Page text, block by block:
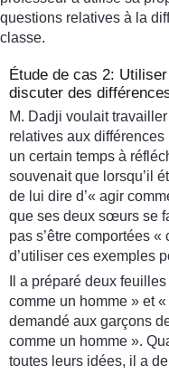
questions relatives à la
classe.
Étude de cas 2:
discuter des
M. Dadji voulait
relatives aux
un certain temps à
souvenait que lorsqu’il
de lui dire d’« agir
que ses deux sœurs se
pas s’être comportées
d’utiliser ces exemples
Il a préparé deux
comme un homme » et
demandé aux garçons
comme un homme ».
toutes leurs idées, il a